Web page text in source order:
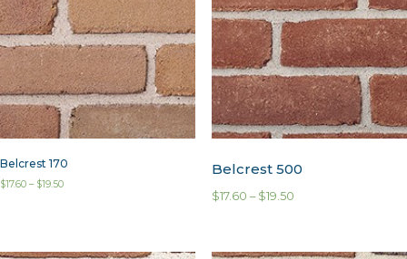
Belcrest 170
$17.60 – $19.50
Belcrest 500
$17.60 – $19.50